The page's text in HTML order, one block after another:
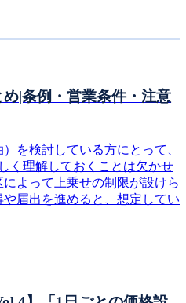
|条例・営業条件・注意
を検討している方にとって、
く理解しておくことは欠かせ
よって上乗せの制限が設けら
届出を進めると、想定してい